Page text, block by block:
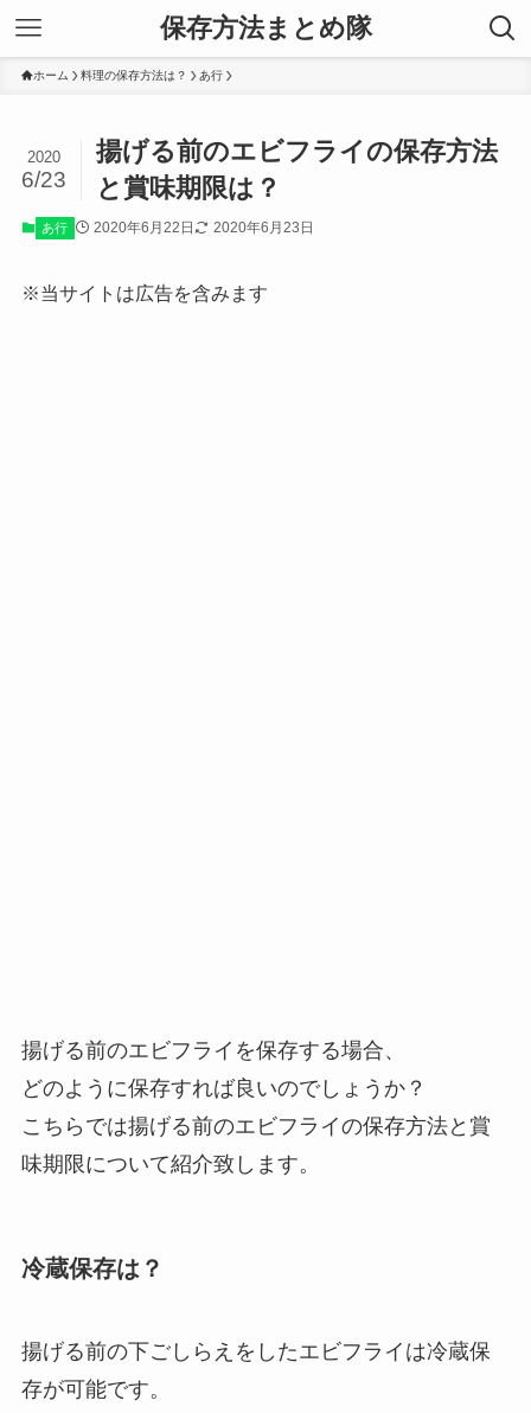
保存方法まとめ隊
ホーム 料理の保存方法は？ あ行
揚げる前のエビフライの保存方法
と賞味期限は？
2020
6/23
あ行 2020年6月22日 2020年6月23日
※当サイトは広告を含みます
揚げる前のエビフライを保存する場合、
どのように保存すれば良いのでしょうか？
こちらでは揚げる前のエビフライの保存方法と賞
味期限について紹介致します。
冷蔵保存は？
揚げる前の下ごしらえをしたエビフライは冷蔵保
存が可能です。